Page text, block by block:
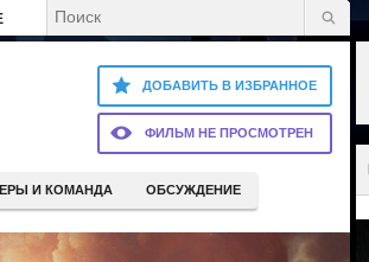
ДОБАВИТЬ В ИЗБРАННОЕ
ФИЛЬМ НЕ ПРОСМОТРЕН
И КОМАНДА ОБСУЖДЕНИЕ